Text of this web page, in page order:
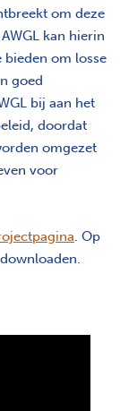
om deze
kan hierin
om losse
goed
bij aan het
doordat
omgezet
voor
. Op